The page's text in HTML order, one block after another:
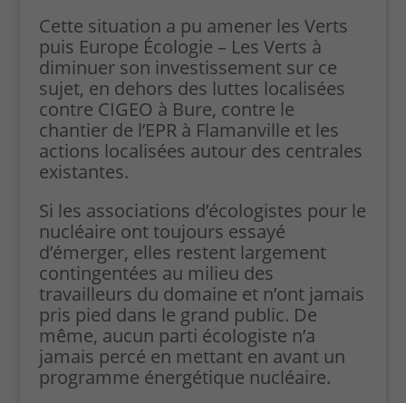
Cette situation a pu amener les Verts
puis Europe Écologie – Les Verts à
diminuer son investissement sur ce
sujet, en dehors des luttes localisées
contre CIGEO à Bure, contre le
chantier de l’EPR à Flamanville et les
actions localisées autour des centrales
existantes.
Si les associations d’écologistes pour le
nucléaire ont toujours essayé
d’émerger, elles restent largement
contingentées au milieu des
travailleurs du domaine et n’ont jamais
pris pied dans le grand public. De
même, aucun parti écologiste n’a
jamais percé en mettant en avant un
programme énergétique nucléaire.